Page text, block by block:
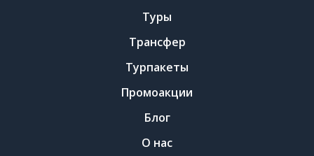
Туры
Трансфер
Турпакеты
Промоакции
Блог
О нас